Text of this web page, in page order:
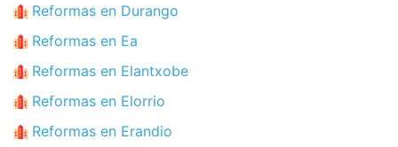
Reformas en Durango
Reformas en Ea
Reformas en Elantxobe
Reformas en Elorrio
Reformas en Erandio